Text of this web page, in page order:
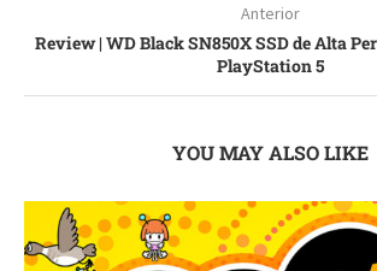
Anterior
Review | WD Black SN850X SSD de Alta
PlayStation 5
YOU MAY ALSO LIKE